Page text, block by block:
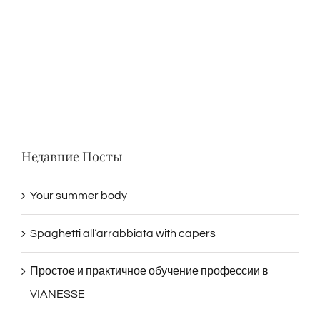
Недавние Посты
Your summer body
Spaghetti all‘arrabbiata with capers
Простое и практичное обучение профессии в
VIANESSE